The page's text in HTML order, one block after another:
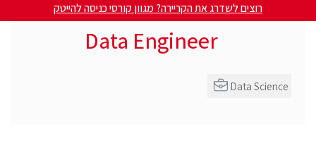
רוצים לשדרג את הקריירה? מגוון קורסי כניסה להייטק
Data Engineer